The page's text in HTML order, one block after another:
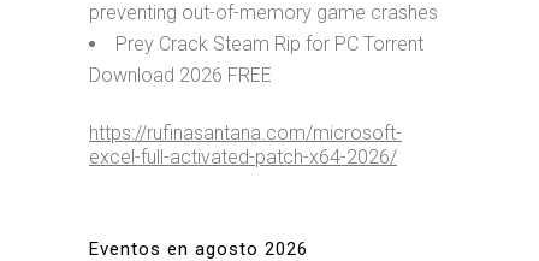
preventing out-of-memory game crashes
Prey Crack Steam Rip for PC Torrent
Download 2026 FREE
https://rufinasantana.com/microsoft-
excel-full-activated-patch-x64-2026/
Eventos en agosto 2026